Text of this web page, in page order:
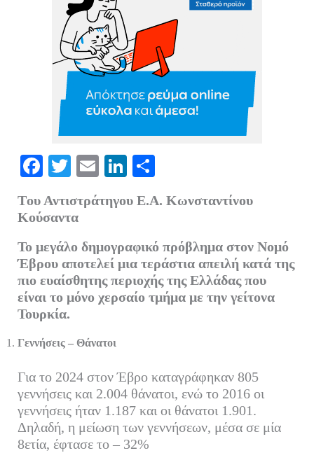
Fa
bo
T
tte
E
ail
Li
ed ρ
στ
εί
τε
Tου Αντιστράτηγου Ε.Α. Κωνσταντίνου
Κούσαντα
Το μεγάλο δημογραφικό πρόβλημα στον Νομό
Έβρου αποτελεί μια τεράστια απειλή κατά της
πιο ευαίσθητης περιοχής της Ελλάδας που
είναι το μόνο χερσαίο τμήμα με την γείτονα
Τουρκία.
Γεννήσεις – Θάνατοι
Για το 2024 στον Έβρο καταγράφηκαν 805
γεννήσεις και 2.004 θάνατοι, ενώ το 2016 οι
γεννήσεις ήταν 1.187 και οι θάνατοι 1.901.
Δηλαδή, η μείωση των γεννήσεων, μέσα σε μία
8ετία, έφτασε το – 32%